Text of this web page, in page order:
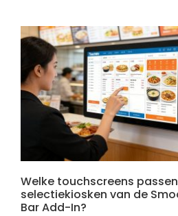
Welke touchscreens
selectiekiosken van de
Bar Add-In?